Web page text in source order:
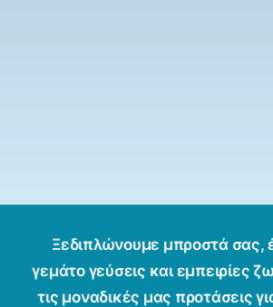
Ξεδιπλώνουμε μπροστά σας,
γεμάτο γεύσεις και εμπειρίες
τις μοναδικές μας προτάσεις